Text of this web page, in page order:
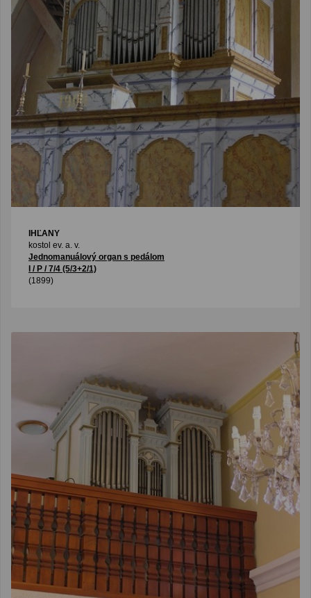
IHĽANY
kostol ev. a. v.
Jednomanuálový organ s pedálom
I / P / 7/4 (5/3+2/1)
(1899)